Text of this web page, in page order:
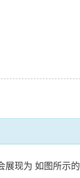
展现为 如图所示的